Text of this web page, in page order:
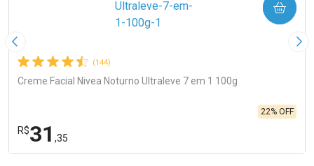
Imagem Anterior
(144)
Creme Facial Nivea Noturno Ultraleve 7 em 1 100g
R$31 ,35
22% OFF
COMPRAR